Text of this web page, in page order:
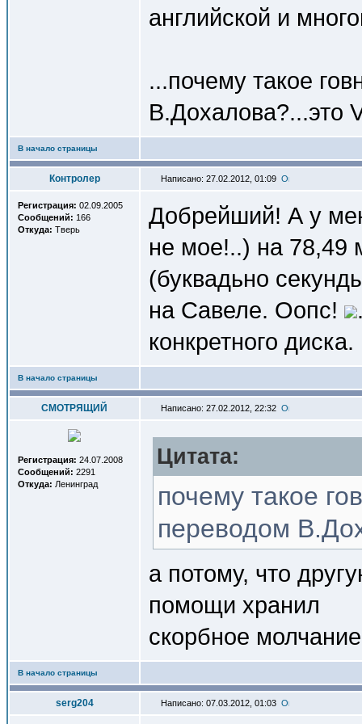
английской и
...почему такое
В.Дохалова?...это
В начало страницы
Контролер Написано: 27.02.2012, 01:09
Регистрация: 02.09.2005
Сообщений: 166
Откуда: Тверь
Добрейший! А у
не мое!..) на 78,49
(буквадьно
на Савеле. Оопс!
конкретного диска.
В начало страницы
СМОТРЯЩИЙ Написано: 27.02.2012, 22:32
Регистрация: 24.07.2008
Сообщений: 2291
Откуда: Ленинград
Цитата:
почему такое
переводом
а потому, что
помощи хранил
скорбное
В начало страницы
serg204 Написано: 07.03.2012, 01:03